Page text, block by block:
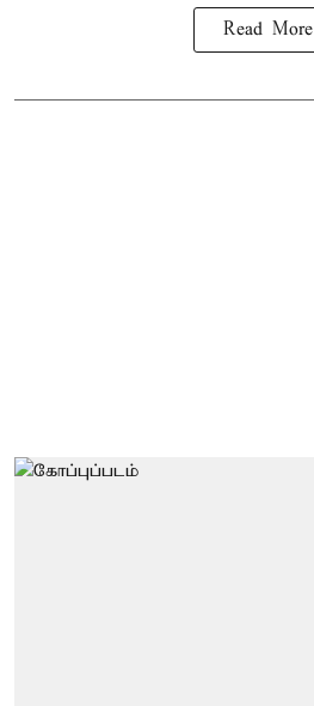
Read More